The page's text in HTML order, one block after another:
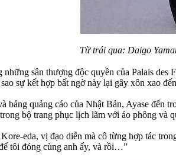
Từ trái qua: Daigo
sân thượng độc quyền của Palais des
sự kết hợp bất ngờ này lại gây xôn xao
bảng quảng cáo của Nhật Bản, Ayase
bộ trang phục lịch lãm với áo phông và
eda, vị đạo diễn mà cô từng hợp tác
tôi đóng cùng anh ấy, và rồi…”